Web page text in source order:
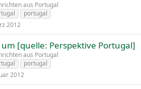
aus Portugal
portugal
2012
um [quelle: Perspektive Portugal]
aus Portugal
portugal
2012